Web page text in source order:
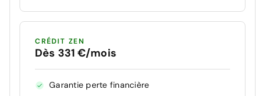
CRÉDIT ZEN
Dès 331 €/mois
Garantie perte financière